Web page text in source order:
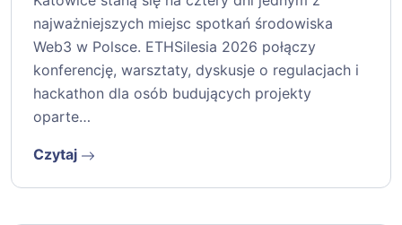
najważniejszych miejsc spotkań środowiska
Web3 w Polsce. ETHSilesia 2026 połączy
konferencję, warsztaty, dyskusje o regulacjach i
hackathon dla osób budujących projekty
oparte…
Czytaj